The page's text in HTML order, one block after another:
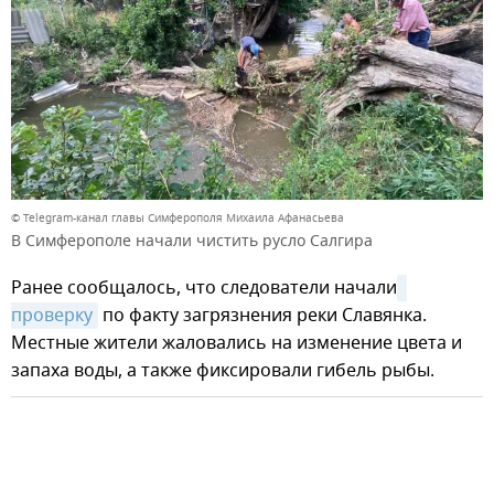
© Telegram-канал главы Симферополя Михаила Афанасьева
В Симферополе начали чистить русло Салгира
Ранее сообщалось, что следователи начали
проверку по факту загрязнения реки Славянка.
Местные жители жаловались на изменение цвета и
запаха воды, а также фиксировали гибель рыбы.